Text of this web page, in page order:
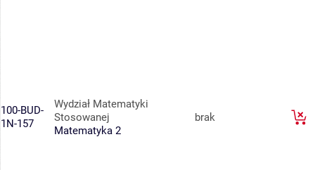
100-BUD-
1N-157
Wydział Matematyki
Stosowanej
Matematyka 2
brak